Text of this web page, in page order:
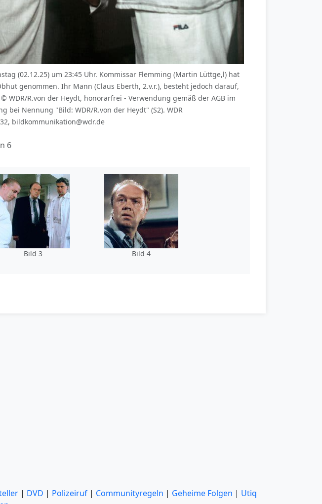
(02.12.25) um 23:45 Uhr. Kommissar Flemming (Martin Lüttge,l) hat
genommen. Ihr Mann (Claus Eberth, 2.v.r.), besteht jedoch darauf,
WDR/R.von der Heydt, honorarfrei - Verwendung gemäß der AGB im
Nennung "Bild: WDR/R.von der Heydt" (S2). WDR
bildkommunikation@wdr.de
6
Bild 3 Bild 4
| DVD | Polizeiruf | Communityregeln | Geheime Folgen | Utiq